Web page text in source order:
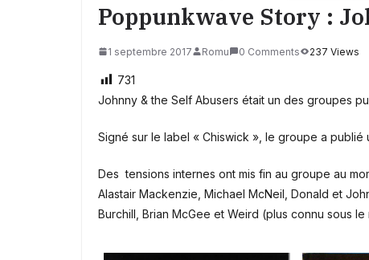
Poppunkwave Story :
1 septembre 2017 Romu 0 Comments 237 Views
731
Johnny & the Self Abusers était un des groupes
Signé sur le label « Chiswick », le groupe a publié
Des tensions internes ont mis fin au groupe au
Alastair Mackenzie, Michael McNeil, Donald et
Burchill, Brian McGee et Weird (plus connu sous le